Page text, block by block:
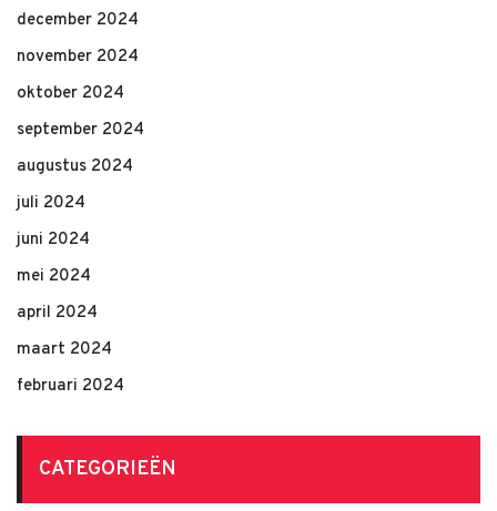
december 2024
november 2024
oktober 2024
september 2024
augustus 2024
juli 2024
juni 2024
mei 2024
april 2024
maart 2024
februari 2024
CATEGORIEËN